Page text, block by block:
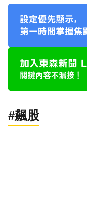
#飆股